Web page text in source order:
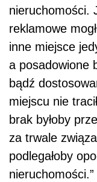
nieruchomości.
reklamowe
inne miejsce
a posadowione
bądź
miejscu nie
brak byłoby
za trwale
podlegałoby
nieruchomości.”